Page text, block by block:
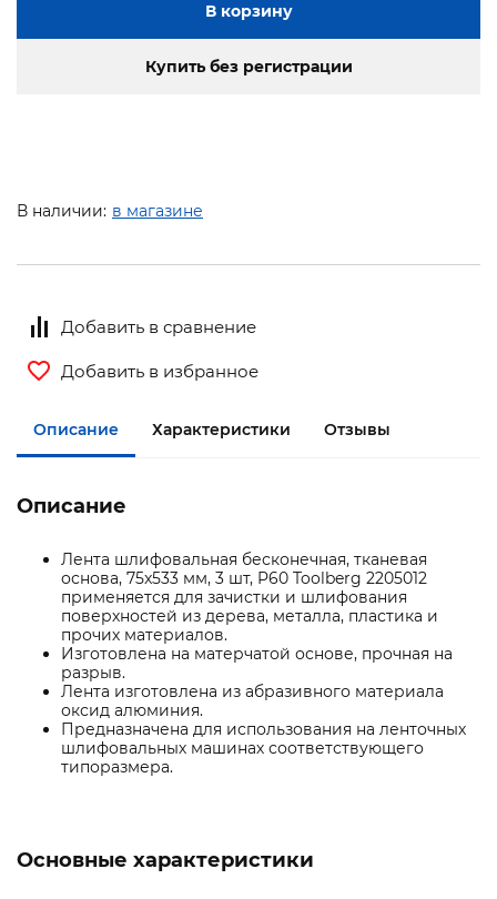
В корзину
Купить без регистрации
В наличии: в магазине
Добавить в сравнение
Добавить в избранное
Описание Характеристики Отзывы
Описание
Лента шлифовальная бесконечная, тканевая
основа, 75x533 мм, 3 шт, P60 Toolberg 2205012
применяется для зачистки и шлифования
поверхностей из дерева, металла, пластика и
прочих материалов.
Изготовлена на матерчатой основе, прочная на
разрыв.
Лента изготовлена из абразивного материала
оксид алюминия.
Предназначена для использования на ленточных
шлифовальных машинах соответствующего
типоразмера.
Основные характеристики